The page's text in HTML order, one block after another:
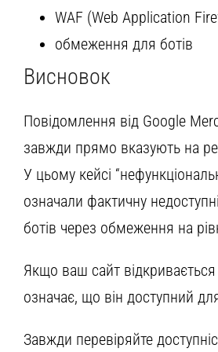
WAF (Web Application
обмеження для ботів
Висновок
Повідомлення від Google
завжди прямо вказують на
У цьому кейсі
означали фактичну
ботів через обмеження на
Якщо ваш сайт
означає, що він доступний
Завжди перевіряйте